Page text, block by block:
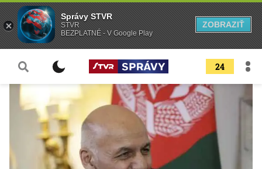
24
Správy STVR
STVR
BEZPLATNÉ - V Google Play
ZOBRAZIŤ